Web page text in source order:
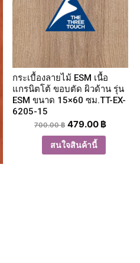
กระเบื้องลายไม้ ESM เนื้อ
แกรนิตโต้ ขอบตัด ผิวด้าน รุ่น
ESM ขนาด 15×60 ซม.TT-EX-
6205-15
700.00฿ 479.00 ฿
สนใจสินค้านี้